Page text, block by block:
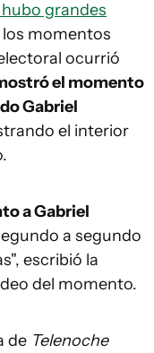
grandes
los momentos
ocurrió
el momento
Gabriel
el interior
a Gabriel
a segundo
escribió la
del momento.
de Telenoche